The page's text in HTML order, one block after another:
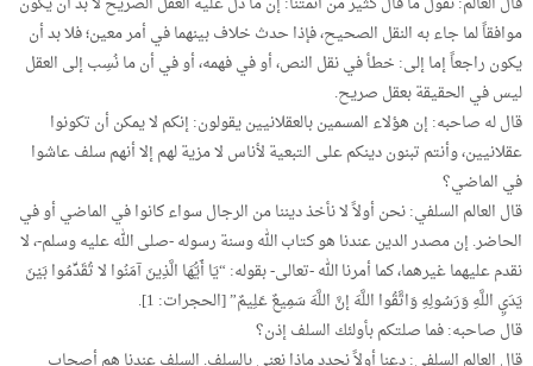
موافقاً لما جاء به النقل الصحيح، فإذا حدث خلاف بينهما في أمر معين؛ فلا بد أن
يكون راجعاً إما إلى: خطأ في نقل النص، أو في فهمه، أو في أن ما نُسِب إلى العقل
ليس في الحقيقة بعقل صريح.
قال له صاحبه: إن هؤلاء المسمين بالعقلانيين يقولون: إنكم لا يمكن أن تكونوا
عقلانيين، وأنتم تبنون دينكم على التبعية لأناس لا مزية لهم إلا أنهم سلف عاشوا
في الماضي؟
قال العالم السلفي: نحن أولاً لا نأخذ ديننا من الرجال سواء كانوا في الماضي أو في
الحاضر. إن مصدر الدين عندنا هو كتاب الله وسنة رسوله -صلى الله عليه وسلم-، لا
نقدم عليهما غيرهما، كما أمرنا الله -تعالى- بقوله: “يَا أَيُّهَا الَّذِينَ آمَنُوا لا تُقَدِّمُوا بَيْنَ
يَدَيِ اللَّهِ وَرَسُولِهِ وَاتَّقُوا اللَّهَ إنَّ اللَّهَ سَمِيعٌ عَلِيمٌ” [الحجرات: 1].
قال صاحبه: فما صلتكم بأولئك السلف إذن؟